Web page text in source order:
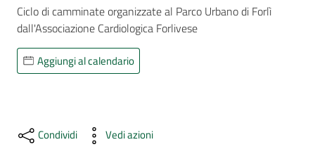
Servizi
Ciclo di camminate organizzate al Parco Urbano di Forlì
dall'Associazione Cardiologica Forlivese
Aggiungi al calendario
Condividi Vedi azioni